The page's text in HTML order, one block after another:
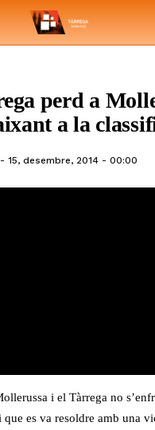
perd a
a la
15, desembre, 2014 - 00:00
i el Tàrrega no
es va resoldre amb una